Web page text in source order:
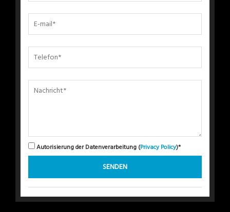
Autorisierung der Datenverarbeitung (Privacy Policy)*